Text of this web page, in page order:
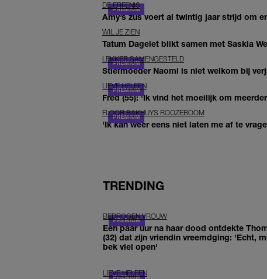
DE ERFENIS
Amy’s zus voert al twintig jaar strijd om
WIL JE ZIEN
Tatum Dagelet blikt samen met Saskia
LEKKER SAMENGESTELD
Stiefmoeder Naomi is niet welkom bij
LIEVE HELEEN
Fred (55): 'Ik vind het moeilijk om
FLOOR BAKHUYS ROOZEBOOM
'Ik kan weer eens niet laten me af te
TRENDING
BEDROGEN VROUW
Een paar uur na haar dood ontdekte
(32) dat zijn vriendin vreemdging: 'Echt,
bek viel open'
LIEVE HELEEN